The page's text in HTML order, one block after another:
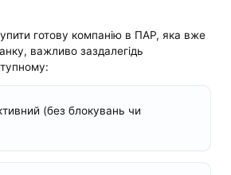
готову компанію в ПАР, яка вже
важливо заздалегідь
(без блокувань чи